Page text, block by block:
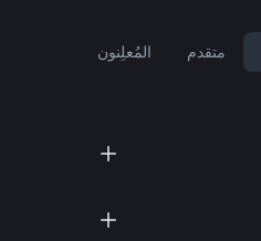
متقدم المُعلِنون